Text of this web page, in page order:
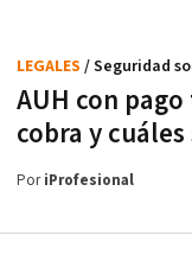
AUH con
cobra y
LEGALES / Seguridad
PoriProfesional